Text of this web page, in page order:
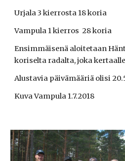
Urjala 3 kierrosta 18 koria
Vampula 1 kierros  28 koria
Ensimmäisenä aloitetaan
koriselta radalta, joka
Alustavia päivämääriä olisi
Kuva Vampula 1.7.2018